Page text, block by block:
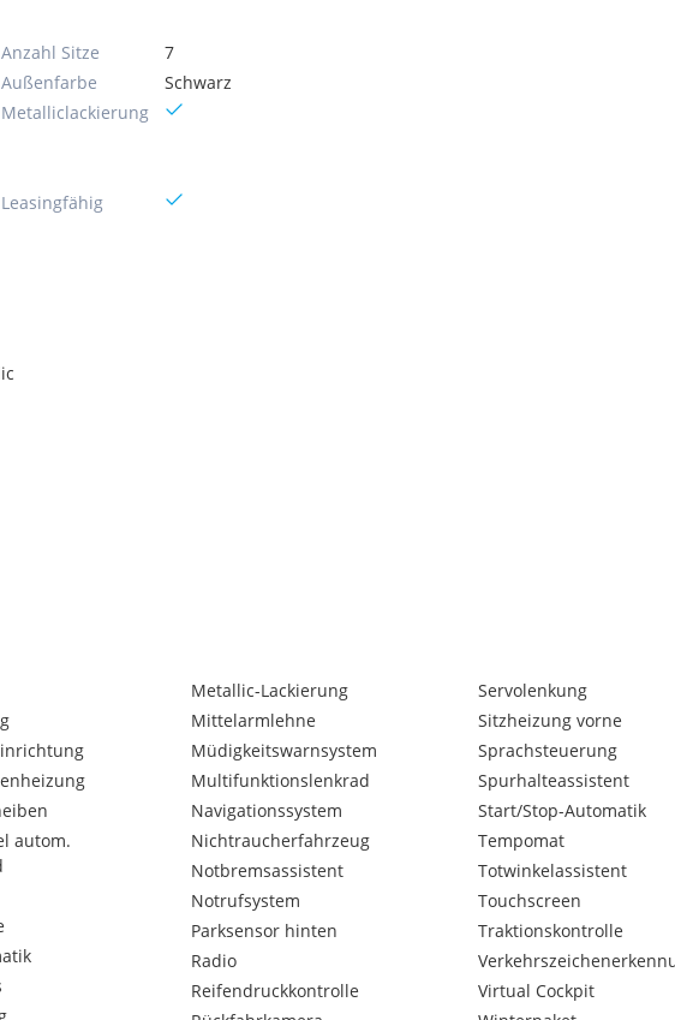
Anzahl Sitze
7
Außenfarbe
Schwarz
Metallic­lackierung
Leasingfähig
Home, Leaving Home)
(Active Safety Brake Plus)
autom.
Metallic-Lackierung
Mittelarmlehne
Müdigkeitswarnsystem
Multifunktionslenkrad
Navigationssystem
Nichtraucherfahrzeug
Notbremsassistent
Notrufsystem
Parksensor hinten
Radio
Reifendruckkontrolle
Servolenkung
Sitzheizung vorne
Sprachsteuerung
Spurhalteassistent
Start/Stop-Automatik
Tempomat
Totwinkelassistent
Touchscreen
Traktionskontrolle
Virtual Cockpit